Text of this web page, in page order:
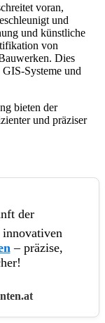
voran,
und
und künstliche
von
Dies
Systeme und
bieten der
und präziser
der
– präzise,